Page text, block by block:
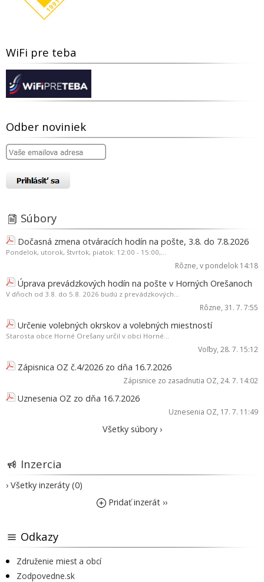
WiFi pre teba
Odber noviniek
Súbory
Dočasná zmena otváracích hodín na pošte, 3.8. do 7.8.2026
Pondelok, utorok, štvrtok, piatok: 12:00 - 15:00,...
Rôzne, v pondelok 14:18
Úprava prevádzkových hodín na pošte v Horných Orešanoch
V dňoch od 3.8. do 5.8. 2026 budú z prevádzkových...
Rôzne, 31. 7. 7:55
Určenie volebných okrskov a volebných miestností
Starosta obce Horné Orešany určil v obci Horné...
Voľby, 28. 7. 15:12
Zápisnica OZ č.4/2026 zo dňa 16.7.2026
Zápisnice zo zasadnutia OZ, 24. 7. 14:02
Uznesenia OZ zo dňa 16.7.2026
Uznesenia OZ, 17. 7. 11:49
Všetky súbory ›
Inzercia
› Všetky inzeráty (0)
Pridať inzerát ››
Odkazy
Združenie miest a obcí
Zodpovedne.sk